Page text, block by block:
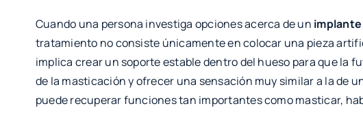
Cuando una persona investiga opciones acerca de un
tratamiento no consiste únicamente en colocar una pieza
implica crear un soporte estable dentro del hueso para que la
de la masticación y ofrecer una sensación muy similar a la de
puede recuperar funciones tan importantes como masticar,